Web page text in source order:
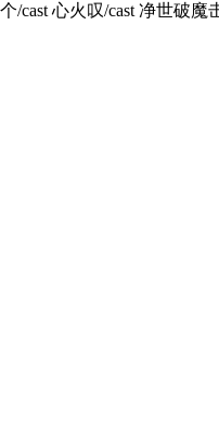
心火叹/cast 净世破魔